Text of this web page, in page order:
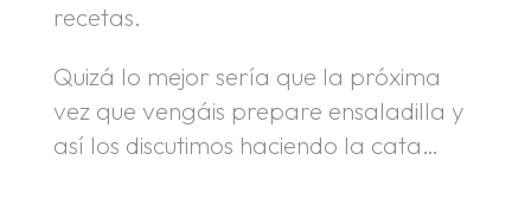
recetas.
Quizá lo mejor sería que la próxima
vez que vengáis prepare ensaladilla y
así los discutimos haciendo la cata…